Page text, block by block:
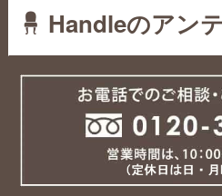
Handleのアン